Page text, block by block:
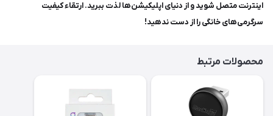
اینترنت متصل شوید و از دنیای اپلیکیشن‌ها لذت ببرید. ارتقاء کیفیت
سرگرمی‌های خانگی را از دست ندهید!
محصولات مرتبط